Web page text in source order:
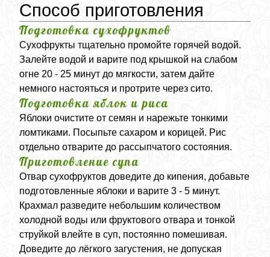
Способ приготовления
Подготовка сухофруктов
Сухофрукты тщательно промойте горячей водой.
Залейте водой и варите под крышкой на слабом
огне 20 - 25 минут до мягкости, затем дайте
немного настояться и протрите через сито.
Подготовка яблок и риса
Яблоки очистите от семян и нарежьте тонкими
ломтиками. Посыпьте сахаром и корицей. Рис
отдельно отварите до рассыпчатого состояния.
Приготовление супа
Отвар сухофруктов доведите до кипения, добавьте
подготовленные яблоки и варите 3 - 5 минут.
Крахмал разведите небольшим количеством
холодной воды или фруктового отвара и тонкой
струйкой влейте в суп, постоянно помешивая.
Доведите до лёгкого загустения, не допуская